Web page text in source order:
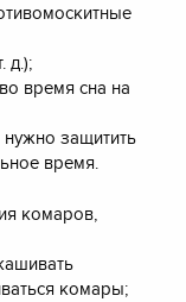
д.);
время сна на
защитить
время.
комаров,
комары;